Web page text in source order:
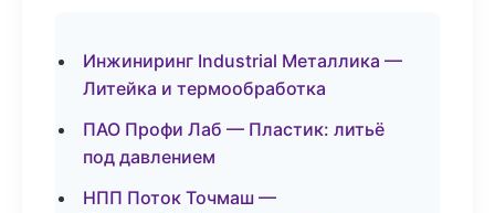
Инжиниринг Industrial Металлика —
Литейка и термообработка
ПАО Профи Лаб — Пластик: литьё
под давлением
НПП Поток Точмаш —